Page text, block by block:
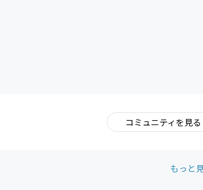
コミュニティを見る
もっと